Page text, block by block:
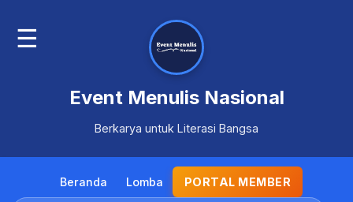
☰
Event Menulis Nasional
Berkarya untuk Literasi Bangsa
Beranda Lomba PORTAL MEMBER